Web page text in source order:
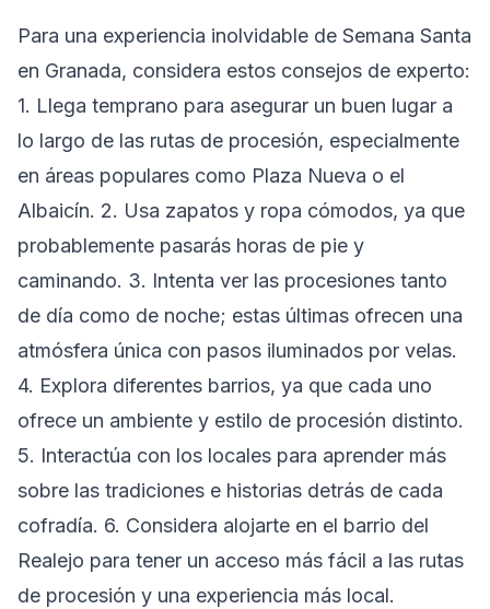
Para una experiencia inolvidable de Semana Santa
en Granada, considera estos consejos de experto:
1. Llega temprano para asegurar un buen lugar a
lo largo de las rutas de procesión, especialmente
en áreas populares como Plaza Nueva o el
Albaicín. 2. Usa zapatos y ropa cómodos, ya que
probablemente pasarás horas de pie y
caminando. 3. Intenta ver las procesiones tanto
de día como de noche; estas últimas ofrecen una
atmósfera única con pasos iluminados por velas.
4. Explora diferentes barrios, ya que cada uno
ofrece un ambiente y estilo de procesión distinto.
5. Interactúa con los locales para aprender más
sobre las tradiciones e historias detrás de cada
cofradía. 6. Considera alojarte en el barrio del
Realejo para tener un acceso más fácil a las rutas
de procesión y una experiencia más local.